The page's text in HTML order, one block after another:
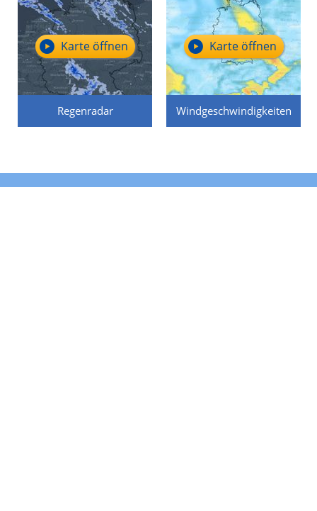
Regenradar
Karte öffnen
Windgeschwindigkeiten
Karte öffnen